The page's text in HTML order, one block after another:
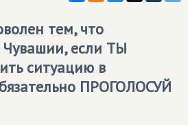
тем, что
Чувашии, если ТЫ
ситуацию в
ПРОГОЛОСУЙ